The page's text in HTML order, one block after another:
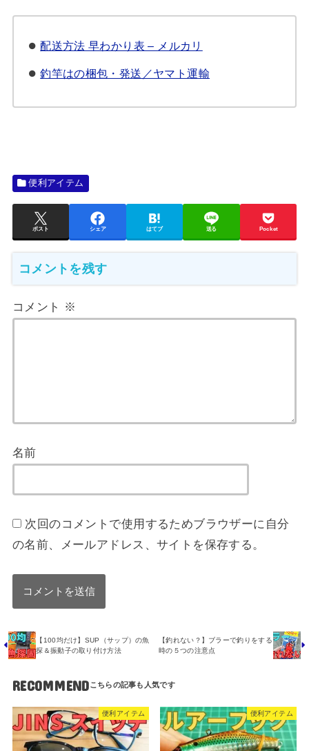
配送方法 早わかり表 – メルカリ
釣竿はの梱包・発送／ヤマト運輸
便利アイテム
ポスト シェア はてブ 送る Pocket
コメントを残す
コメント ※
名前
次回のコメントで使用するためブラウザーに自分
の名前、メールアドレス、サイトを保存する。
【100均だけ】SUP（サップ）の魚
探＆振動子の取り付け方法
【釣れない？】ブラーで釣りをする
時の５つの注意点
RECOMMEND
便利アイテム 便利アイテム